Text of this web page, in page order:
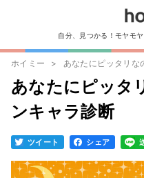
自分、見つかる！モヤモ
ホイミー あなたにピッタリな
あなたにピッタ
ンキャラ診断
ツイート シェア